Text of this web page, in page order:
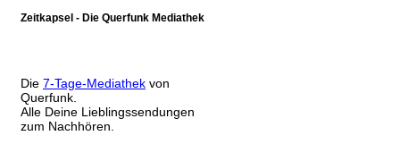
Zeitkapsel - Die Querfunk Mediathek
Die 7-Tage-Mediathek von
Querfunk.
Alle Deine Lieblingssendungen
zum Nachhören.